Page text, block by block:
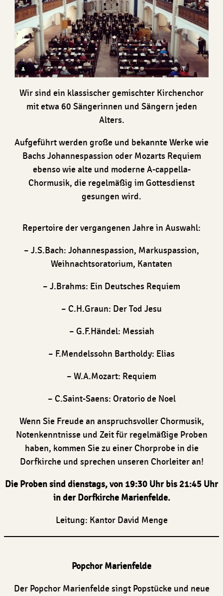
Wir sind ein klassischer gemischter Kirchenchor
mit etwa 60 Sängerinnen und Sängern jeden
Alters.
Aufgeführt werden große und bekannte Werke wie
Bachs Johannespassion oder Mozarts Requiem
ebenso wie alte und moderne A-cappella-
Chormusik, die regelmäßig im Gottesdienst
gesungen wird.
Repertoire der vergangenen Jahre in Auswahl:
– J.S.Bach: Johannespassion, Markuspassion,
Weihnachtsoratorium, Kantaten
– J.Brahms: Ein Deutsches Requiem
– C.H.Graun: Der Tod Jesu
– G.F.Händel: Messiah
– F.Mendelssohn Bartholdy: Elias
– W.A.Mozart: Requiem
– C.Saint-Saens: Oratorio de Noel
Wenn Sie Freude an anspruchsvoller Chormusik,
Notenkenntnisse und Zeit für regelmäßige Proben
haben, kommen Sie zu einer Chorprobe in die
Dorfkirche und sprechen unseren Chorleiter an!
Die Proben sind dienstags, von 19:30 Uhr bis 21:45 Uhr
in der Dorfkirche Marienfelde.
Leitung: Kantor David Menge
Popchor Marienfelde
Der Popchor Marienfelde singt Popstücke und neue